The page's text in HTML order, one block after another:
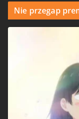
Nie przegap